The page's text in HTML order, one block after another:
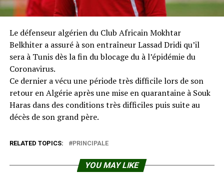
Le défenseur algérien du Club Africain Mokhtar
Belkhiter a assuré à son entraîneur Lassad Dridi qu’il
sera à Tunis dès la fin du blocage du à l’épidémie du
Coronavirus.
Ce dernier a vécu une période très difficile lors de son
retour en Algérie après une mise en quarantaine à Souk
Haras dans des conditions très difficiles puis suite au
décès de son grand père.
RELATED TOPICS: PRINCIPALE
YOU MAY LIKE